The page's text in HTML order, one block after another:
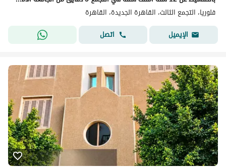
فلوريا، التجمع الثالث، القاهرة الجديدة، القاهرة
الإيميل
اتصل